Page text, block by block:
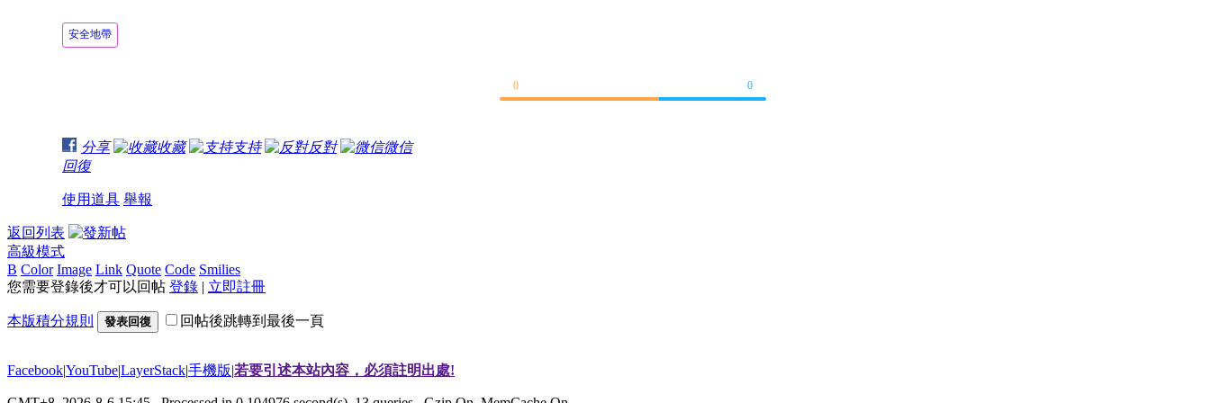
安全地帶
0
0
分享 收藏 支持 反對
微信
回復
使用道具 舉報
返回列表
高級模式
B Color Image Link Quote Code Smilies
您需要登錄後才可以回帖 登錄 | 立即註冊
本版積分規則 發表回復 回帖後跳轉到最後一頁
Facebook|YouTube|LayerStack|手機版|若要引述本站內容，必須註明出處!